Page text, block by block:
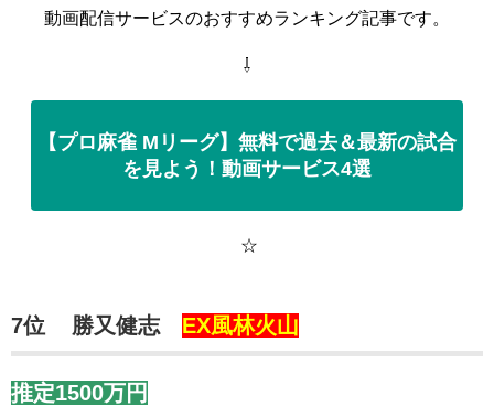
動画配信サービスのおすすめランキング記事です。
⇩
【プロ麻雀 Mリーグ】無料で過去＆最新の試合
を見よう！動画サービス4選
☆
7位 勝又健志 EX風林火山
推定1500万円